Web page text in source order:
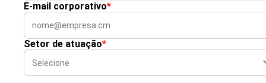
E-mail corporativo*
Setor de atuação*